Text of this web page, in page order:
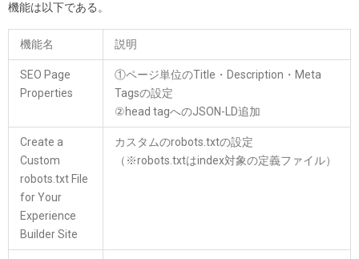
機能は以下である。
機能名 説明
SEO Page
Properties
①ページ単位のTitle・Description・Meta
Tagsの設定
②head tagへのJSON-LD追加
Create a
Custom
robots.txt File
for Your
Experience
Builder Site
カスタムのrobots.txtの設定
（※robots.txtはindex対象の定義ファイル）